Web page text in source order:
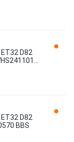
D82
D82
BBS